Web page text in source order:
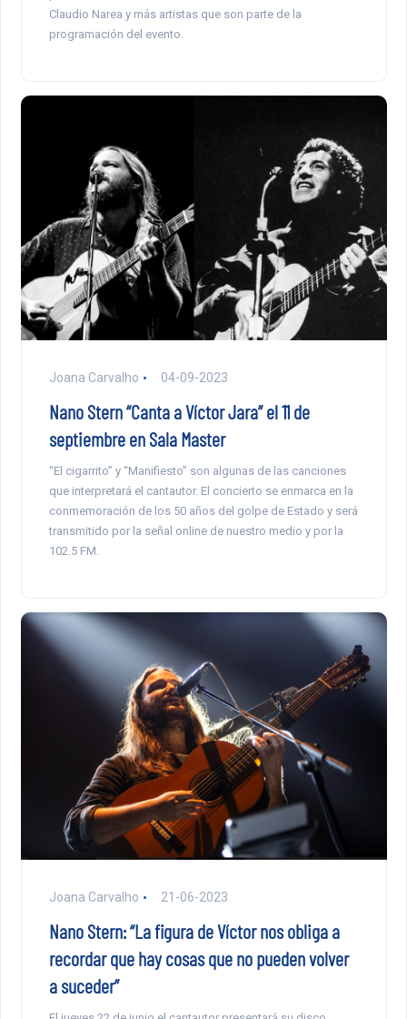
Claudio Narea y más artistas que son parte de la
programación del evento.
Joana Carvalho 04-09-2023
Nano Stern “Canta a Víctor Jara” el 11 de
septiembre en Sala Master
“El cigarrito” y “Manifiesto” son algunas de las canciones
que interpretará el cantautor. El concierto se enmarca en la
conmemoración de los 50 años del golpe de Estado y será
transmitido por la señal online de nuestro medio y por la
102.5 FM.
Joana Carvalho 21-06-2023
Nano Stern: “La figura de Víctor nos obliga a
recordar que hay cosas que no pueden volver
a suceder”